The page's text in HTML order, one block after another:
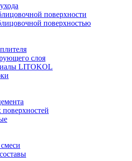
поверхности
поверхностью
слоя
LITOKOL